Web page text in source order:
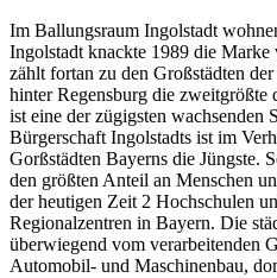
Im Ballungsraum Ingolstadt
Ingolstadt knackte 1989 die
zählt fortan zu den Großstädten
hinter Regensburg die zweitgrößte
ist eine der zügigsten wachsenden
Bürgerschaft Ingolstadts ist im
Gorßstädten Bayerns die Jüngste.
den größten Anteil an Menschen
der heutigen Zeit 2 Hochschulen
Regionalzentren in Bayern. Die
überwiegend vom verarbeitenden
Automobil- und Maschinenbau,